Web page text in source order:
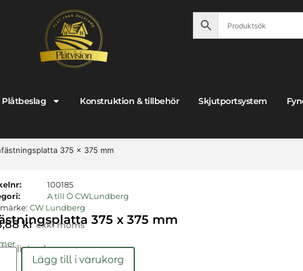
Plåtbeslag Konstruktion & tillbehör Skjutportsystem
375 x 375 mm
100185
A till Ö CWLundberg
CW Lundberg
375 x 375 mm
kr exkl moms
nu!
Lägg till i varukorg